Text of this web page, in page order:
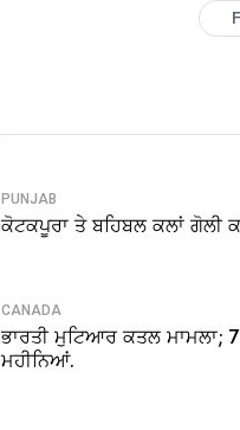
PUNJAB
ਕੋਟਕਪੂਰਾ ਤੇ ਬਹਿਬਲ ਕਲਾਂ ਗੋਲੀ
CANADA
ਭਾਰਤੀ ਮੁਟਿਆਰ ਕਤਲ ਮਾਮਲਾ; 7
ਮਹੀਨਿਆਂ.